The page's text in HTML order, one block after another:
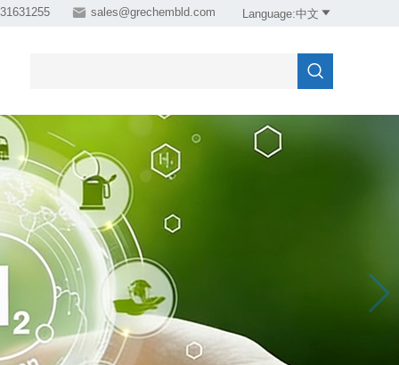
 sales@grechembld.com Language:中文 
